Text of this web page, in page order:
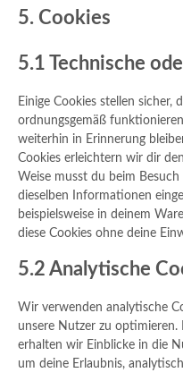
5. Cookies
5.1 Technische
Einige Cookies stellen sicher,
ordnungsgemäß
weiterhin in Erinnerung
Cookies erleichtern wir dir
Weise musst du beim
dieselben Informationen
beispielsweise in deinem
diese Cookies ohne deine
5.2 Analytische
Wir verwenden analytische
unsere Nutzer zu optimieren.
erhalten wir Einblicke in die
um deine Erlaubnis,